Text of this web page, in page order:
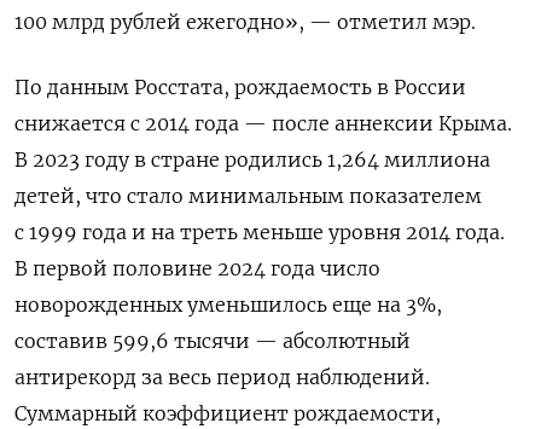
100 млрд рублей ежегодно», — отметил мэр.
По данным Росстата, рождаемость в России
снижается с 2014 года — после аннексии Крыма.
В 2023 году в стране родились 1,264 миллиона
детей, что стало минимальным показателем
с 1999 года и на треть меньше уровня 2014 года.
В первой половине 2024 года число
новорожденных уменьшилось еще на 3%,
составив 599,6 тысячи — абсолютный
антирекорд за весь период наблюдений.
Суммарный коэффициент рождаемости,